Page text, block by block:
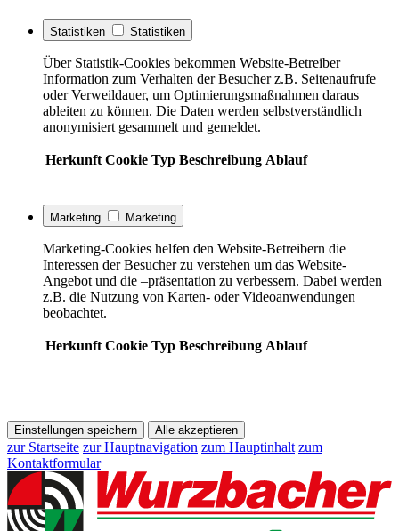
Statistiken Statistiken
Über Statistik-Cookies bekommen Website-Betreiber
Information zum Verhalten der Besucher z.B. Seitenaufrufe
oder Verweildauer, um Optimierungsmaßnahmen daraus
ableiten zu können. Die Daten werden selbstverständlich
anonymisiert gesammelt und gemeldet.
Herkunft Cookie Typ Beschreibung Ablauf
Marketing Marketing
Marketing-Cookies helfen den Website-Betreibern die
Interessen der Besucher zu verstehen um das Website-
Angebot und die –präsentation zu verbessern. Dabei werden
z.B. die Nutzung von Karten- oder Videoanwendungen
beobachtet.
Herkunft Cookie Typ Beschreibung Ablauf
Einstellungen speichern Alle akzeptieren
zur Startseite zur Hauptnavigation zum Hauptinhalt zum
Kontaktformular